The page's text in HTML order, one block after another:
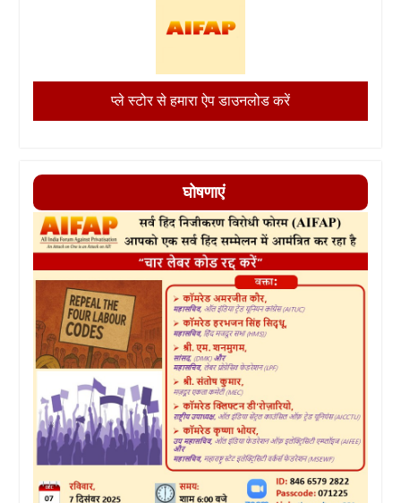
प्ले स्टोर से हमारा ऐप डाउनलोड करें
घोषणाएं